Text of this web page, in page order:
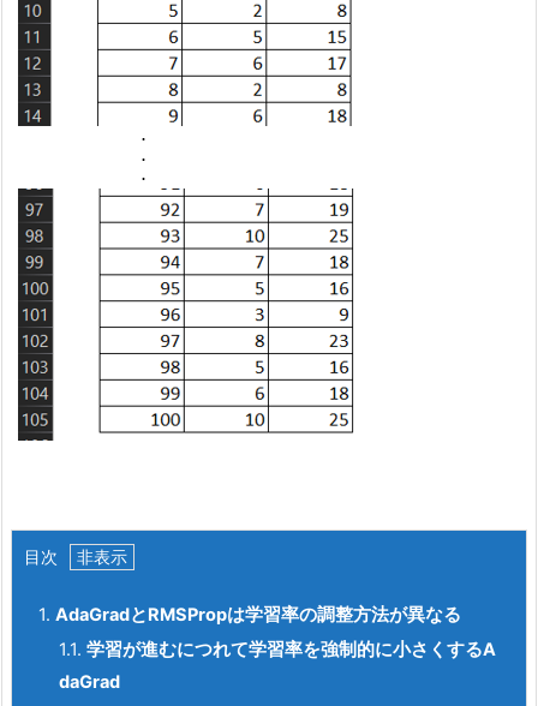
目次
1. AdaGradとRMSPropは学習率の調整方法が異なる
1.1. 学習が進むにつれて学習率を強制的に小さくするA
daGrad